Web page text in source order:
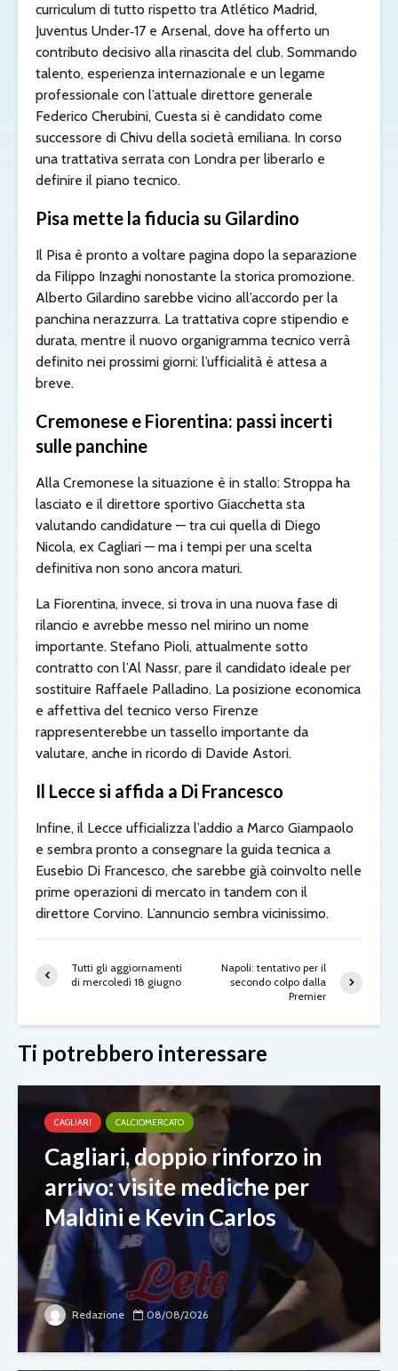
curriculum di tutto rispetto tra Atlético Madrid,
Juventus Under‑17 e Arsenal, dove ha offerto un
contributo decisivo alla rinascita del club. Sommando
talento, esperienza internazionale e un legame
professionale con l’attuale direttore generale
Federico Cherubini, Cuesta si è candidato come
successore di Chivu della società emiliana. In corso
una trattativa serrata con Londra per liberarlo e
definire il piano tecnico.
Pisa mette la fiducia su Gilardino
Il Pisa è pronto a voltare pagina dopo la separazione
da Filippo Inzaghi nonostante la storica promozione.
Alberto Gilardino sarebbe vicino all’accordo per la
panchina nerazzurra. La trattativa copre stipendio e
durata, mentre il nuovo organigramma tecnico verrà
definito nei prossimi giorni: l’ufficialità è attesa a
breve.
Cremonese e Fiorentina: passi incerti
sulle panchine
Alla Cremonese la situazione è in stallo: Stroppa ha
lasciato e il direttore sportivo Giacchetta sta
valutando candidature — tra cui quella di Diego
Nicola, ex Cagliari — ma i tempi per una scelta
definitiva non sono ancora maturi.
La Fiorentina, invece, si trova in una nuova fase di
rilancio e avrebbe messo nel mirino un nome
importante. Stefano Pioli, attualmente sotto
contratto con l’Al Nassr, pare il candidato ideale per
sostituire Raffaele Palladino. La posizione economica
e affettiva del tecnico verso Firenze
rappresenterebbe un tassello importante da
valutare, anche in ricordo di Davide Astori.
Il Lecce si affida a Di Francesco
Infine, il Lecce ufficializza l’addio a Marco Giampaolo
e sembra pronto a consegnare la guida tecnica a
Eusebio Di Francesco, che sarebbe già coinvolto nelle
prime operazioni di mercato in tandem con il
direttore Corvino. L’annuncio sembra vicinissimo.
Tutti gli aggiornamenti
di mercoledì 18 giugno
Napoli: tentativo per il
secondo colpo dalla
Premier
Ti potrebbero interessare
CAGLIARI CALCIOMERCATO
Cagliari, doppio rinforzo in
arrivo: visite mediche per
Maldini e Kevin Carlos
Redazione 08/08/2026